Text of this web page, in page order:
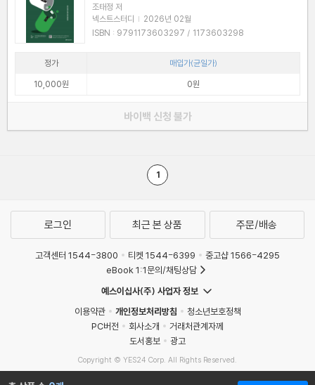
조태정 저
넥스트스터디 | 2026년 02월
ISBN : 9791173603297 / 1173603298
정가
매입가(균일가)
10,000원
0원
바이백 신청 불가
1
로그인 최근 본 상품 주문/배송
고객센터 1544-3800 티켓 1544-6399
중고샵 1566-4295
eBook 1:1문의/채팅상담
예스이십사(주) 사업자 정보
이용약관
개인정보처리방침
청소년보호정책
PC버전
회사소개
거래처관계자께
도서홍보
광고
Copyright © YES24 Corp. All Rights Reserved.
MATOM4